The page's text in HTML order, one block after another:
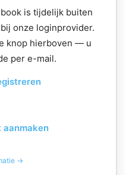
is tijdelijk buiten
onze loginprovider.
knop hierboven — u
per e-mail.
aanmaken
→